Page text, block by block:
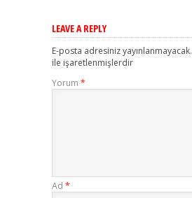
LEAVE A REPLY
E-posta adresiniz yayınlanmayacak.
ile işaretlenmişlerdir
Yorum *
Ad *